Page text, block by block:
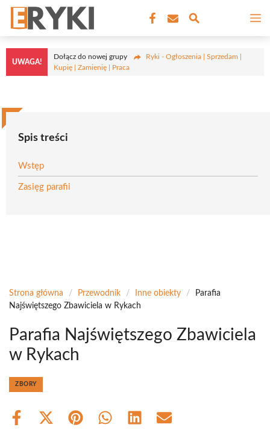
Przejdź
treści
UWAGA!
Dołącz do nowej grupy
Ryki - Ogłoszenia | Sprzedam |
Kupię | Zamienię | Praca
Spis treści
Wstęp
Zasięg parafii
Strona główna / Przewodnik / Inne obiekty /
Parafia
Najświętszego Zbawiciela w Rykach
Parafia Najświętszego Zbawiciela
w Rykach
ZBORY
Share
Share Share Share Share Share